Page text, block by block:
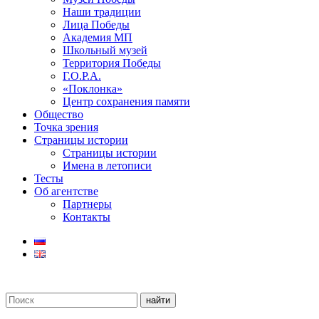
Наши традиции
Лица Победы
Академия МП
Школьный музей
Территория Победы
Г.О.Р.А.
«Поклонка»
Центр сохранения памяти
Общество
Точка зрения
Страницы истории
Страницы истории
Имена в летописи
Тесты
Об агентстве
Партнеры
Контакты